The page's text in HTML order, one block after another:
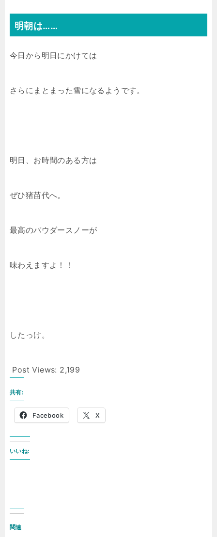
明朝は……
今日から明日にかけては
さらにまとまった雪になるようです。
明日、お時間のある方は
ぜひ猪苗代へ。
最高のパウダースノーが
味わえますよ！！
したっけ。
Post Views: 2,199
共有:
Facebook X
いいね:
関連